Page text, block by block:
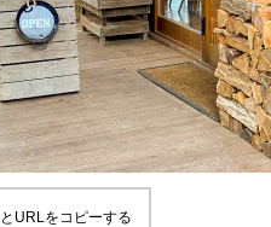
URLをコピーする